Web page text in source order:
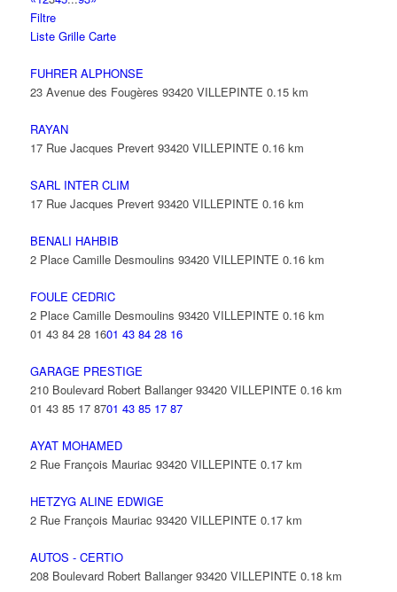
Filtre
Liste Grille Carte
FUHRER ALPHONSE
23 Avenue des Fougères 93420 VILLEPINTE 0.15 km
RAYAN
17 Rue Jacques Prevert 93420 VILLEPINTE 0.16 km
SARL INTER CLIM
17 Rue Jacques Prevert 93420 VILLEPINTE 0.16 km
BENALI HAHBIB
2 Place Camille Desmoulins 93420 VILLEPINTE 0.16 km
FOULE CEDRIC
2 Place Camille Desmoulins 93420 VILLEPINTE 0.16 km
01 43 84 28 1601 43 84 28 16
GARAGE PRESTIGE
210 Boulevard Robert Ballanger 93420 VILLEPINTE 0.16 km
01 43 85 17 8701 43 85 17 87
AYAT MOHAMED
2 Rue François Mauriac 93420 VILLEPINTE 0.17 km
HETZYG ALINE EDWIGE
2 Rue François Mauriac 93420 VILLEPINTE 0.17 km
AUTOS - CERTIO
208 Boulevard Robert Ballanger 93420 VILLEPINTE 0.18 km